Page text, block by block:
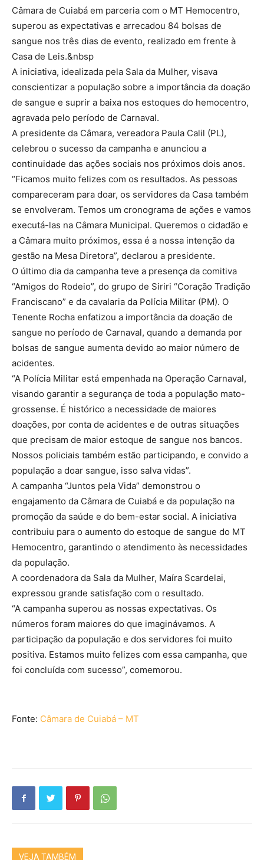
Câmara de Cuiabá em parceria com o MT Hemocentro,
superou as expectativas e arrecadou 84 bolsas de
sangue nos três dias de evento, realizado em frente à
Casa de Leis.&nbsp
A iniciativa, idealizada pela Sala da Mulher, visava
conscientizar a população sobre a importância da doação
de sangue e suprir a baixa nos estoques do hemocentro,
agravada pelo período de Carnaval.
A presidente da Câmara, vereadora Paula Calil (PL),
celebrou o sucesso da campanha e anunciou a
continuidade das ações sociais nos próximos dois anos.
“Ficamos muito felizes com os resultados. As pessoas
compareceram para doar, os servidores da Casa também
se envolveram. Temos um cronograma de ações e vamos
executá-las na Câmara Municipal. Queremos o cidadão e
a Câmara muito próximos, essa é a nossa intenção da
gestão na Mesa Diretora”, declarou a presidente.
O último dia da campanha teve a presença da comitiva
“Amigos do Rodeio”, do grupo de Siriri “Coração Tradição
Franciscano” e da cavalaria da Polícia Militar (PM). O
Tenente Rocha enfatizou a importância da doação de
sangue no período de Carnaval, quando a demanda por
bolsas de sangue aumenta devido ao maior número de
acidentes.
“A Polícia Militar está empenhada na Operação Carnaval,
visando garantir a segurança de toda a população mato-
grossense. É histórico a necessidade de maiores
doações, por conta de acidentes e de outras situações
que precisam de maior estoque de sangue nos bancos.
Nossos policiais também estão participando, e convido a
população a doar sangue, isso salva vidas”.
A campanha “Juntos pela Vida” demonstrou o
engajamento da Câmara de Cuiabá e da população na
promoção da saúde e do bem-estar social. A iniciativa
contribuiu para o aumento do estoque de sangue do MT
Hemocentro, garantindo o atendimento às necessidades
da população.
A coordenadora da Sala da Mulher, Maíra Scardelai,
expressou grande satisfação com o resultado.
“A campanha superou as nossas expectativas. Os
números foram maiores do que imaginávamos. A
participação da população e dos servidores foi muito
positiva. Estamos muito felizes com essa campanha, que
foi concluída com sucesso”, comemorou.
Fonte: Câmara de Cuiabá – MT
VEJA TAMBÉM